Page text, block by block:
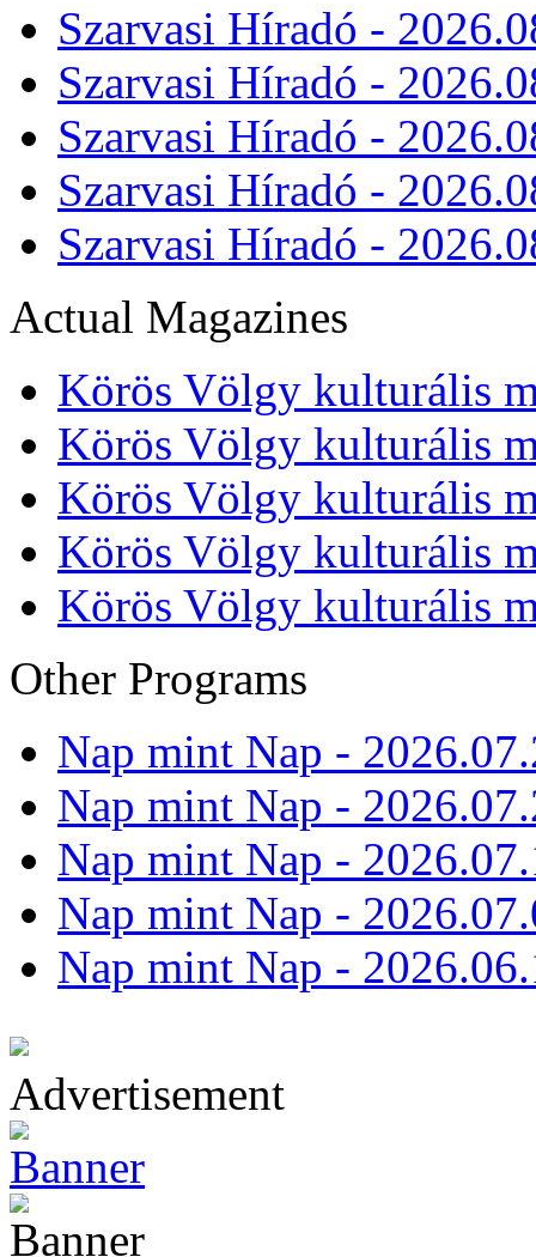
Szarvasi Híradó -
Szarvasi Híradó -
Szarvasi Híradó -
Szarvasi Híradó -
Szarvasi Híradó -
Actual Magazines
Körös Völgy kulturális
Körös Völgy kulturális
Körös Völgy kulturális
Körös Völgy kulturális
Körös Völgy kulturális
Other Programs
Nap mint Nap -
Nap mint Nap -
Nap mint Nap -
Nap mint Nap -
Nap mint Nap -
Advertisement